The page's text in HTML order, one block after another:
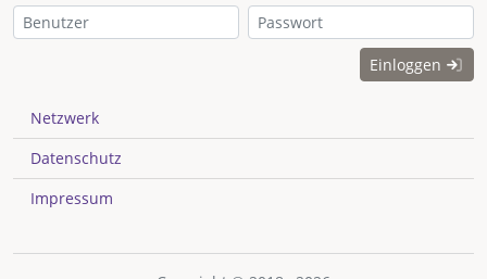
Einloggen
Netzwerk
Datenschutz
Impressum